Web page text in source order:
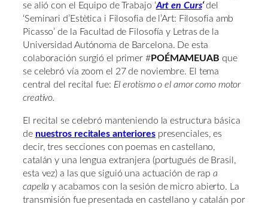
se alió con el Equipo de Trabajo ‘Art en Curs‘del
‘Seminari d’Estètica i Filosofia de l’Art: Filosofia amb
Picasso’ de la Facultad de Filosofía y Letras de la
Universidad Autónoma de Barcelona. De esta
colaboración surgió el primer #POÉMAMEUAB que
se celebró vía zoom el 27 de noviembre. El tema
central del recital fue: El erotismo o el amor como motor
creativo.
El recital se celebró manteniendo la estructura básica
de nuestros recitales anteriorespresenciales, es
decir, tres secciones con poemas en castellano,
catalán y una lengua extranjera (portugués de Brasil,
esta vez) a las que siguió una actuación de rapa
capella y acabamos con la sesión de micro abierto. La
transmisión fue presentada en castellano y catalán por